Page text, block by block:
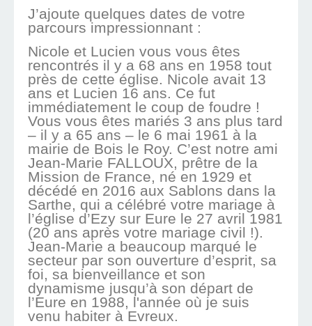
J’ajoute quelques dates de votre
parcours impressionnant :
Nicole et Lucien vous vous êtes
rencontrés il y a 68 ans en 1958 tout
près de cette église. Nicole avait 13
ans et Lucien 16 ans. Ce fut
immédiatement le coup de foudre !
Vous vous êtes mariés 3 ans plus tard
– il y a 65 ans – le 6 mai 1961 à la
mairie de Bois le Roy. C’est notre ami
Jean-Marie FALLOUX, prêtre de la
Mission de France, né en 1929 et
décédé en 2016 aux Sablons dans la
Sarthe, qui a célébré votre mariage à
l’église d’Ezy sur Eure le 27 avril 1981
(20 ans après votre mariage civil !).
Jean-Marie a beaucoup marqué le
secteur par son ouverture d’esprit, sa
foi, sa bienveillance et son
dynamisme jusqu’à son départ de
l’Eure en 1988, l'année où je suis
venu habiter à Evreux.